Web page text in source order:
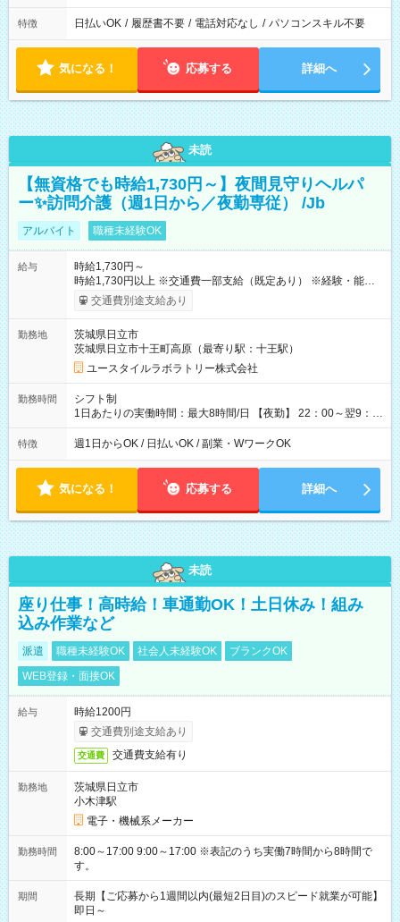
特徴 日払いOK / 履歴書不要 / 電話対応なし / パソコンスキル不要
気になる！ 応募する 詳細へ
未読
【無資格でも時給1,730円～】夜間見守りヘルパ
ー✨訪問介護（週1日から／夜勤専従） /Jb
アルバイト 職種未経験OK
給与
時給1,730円～
時給1,730円以上 ※交通費一部支給（既定あり） ※経験・能力を
考慮して決定します 【収入例】 週1回勤務の場合：1,730円×8時
間×4回=5万5,360円 週3回勤務の場合：1,730円×8時間×12回
月 ※ 雇用形態と給与に、本採用時と異なる部分があります。 雇
用形態：本採用時と同じです。 給与：時給 1,510円以上
交通費別途支給あり
勤務地
茨城県日立市
茨城県日立市十王町高原（最寄り駅：十王駅）
ユースタイルラボラトリー株式会社
勤務時間
シフト制
1日あたりの実働時間：最大8時間/日 【夜勤】 22：00～翌9：
00 ※週1日～OK ／ 夜勤専従 ＊＊ 勤務時間例 ＊＊ ■22時か
ら翌7時 ■23時から翌8時 ■24時から翌9時 など ※上記の時間
ます。 ※曜日固定（毎週同じ曜日での勤務となります）
特徴 週1日からOK / 日払いOK / 副業・WワークOK
気になる！ 応募する 詳細へ
未読
座り仕事！高時給！車通勤OK！土日休み！組み
込み作業など
派遣 職種未経験OK 社会人未経験OK
ブランクOK
WEB登録・面接OK
給与
時給1200円
交通費別途支給あり
交通費 交通費支給有り
勤務地
茨城県日立市
小木津駅
電子・機械系メーカー
勤務時間
8:00～17:00 9:00～17:00 ※表記のうち実働7時間から8時間で
す。
期間
長期【ご応募から1週間以内(最短2日目)のスピード就業が可能】
即日～